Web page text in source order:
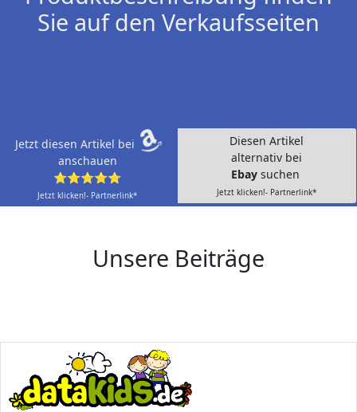
Sie auf den Verkaufsseiten
Jetzt diesen Artikel bei
anschauen
⭐⭐⭐⭐⭐
Jetzt klicken!- Partnerlink*
Diesen Artikel
alternativ bei
Ebay suchen
Jetzt klicken!- Partnerlink*
Unsere Beiträge